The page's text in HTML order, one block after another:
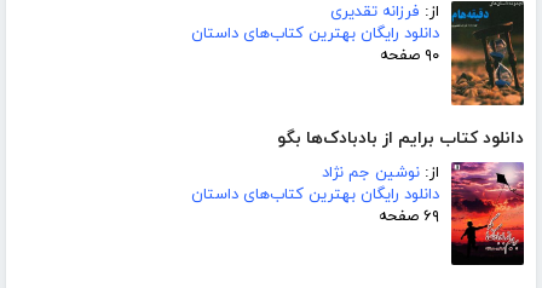
از: فرزانه تقدیری
دانلود رایگان بهترین کتاب‌های داستان
۹۰ صفحه
دانلود کتاب برایم از بادبادک‌ها بگو
از: نوشین جم نژاد
دانلود رایگان بهترین کتاب‌های داستان
۶۹ صفحه